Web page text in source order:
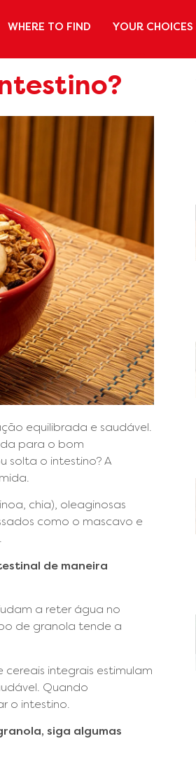
WHERE TO FIND YOUR CHOICES
equilibrada e saudável.
para o bom
solta o intestino? A
chia), oleaginosas
como o mascavo e
de maneira
a reter água no
de granola tende a
cereais integrais estimulam
Quando
o intestino.
siga algumas